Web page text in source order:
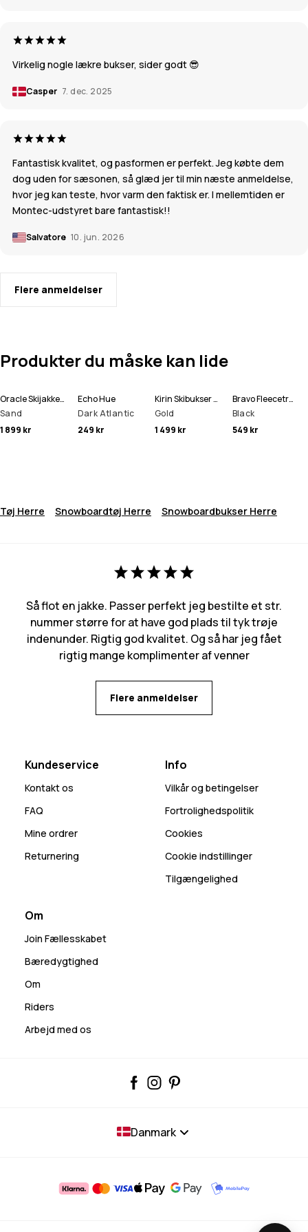
Virkelig nogle lækre bukser, sider godt 😎
Casper 7. dec. 2025
Fantastisk kvalitet, og pasformen er perfekt. Jeg købte dem
dog uden for sæsonen, så glæd jer til min næste anmeldelse,
hvor jeg kan teste, hvor varm den faktisk er. I mellemtiden er
Montec-udstyret bare fantastisk!!
Salvatore 10. jun. 2026
Flere anmeldelser
Produkter du måske kan lide
Oracle Skijakke Herre
Sand
1 899 kr
Echo Hue
Dark Atlantic
249 kr
Kirin Skibukser Herre
Gold
1 499 kr
Bravo Fleecetrøje Herre
Black
549 kr
Tøj Herre Snowboardtøj Herre Snowboardbukser Herre
Så flot en jakke. Passer perfekt jeg bestilte et str.
nummer større for at have god plads til tyk trøje
indenunder. Rigtig god kvalitet. Og så har jeg fået
rigtig mange komplimenter af venner
Flere anmeldelser
Kundeservice
Kontakt os
FAQ
Mine ordrer
Returnering
Info
Vilkår og betingelser
Fortrolighedspolitik
Cookies
Cookie indstillinger
Tilgængelighed
Om
Join Fællesskabet
Bæredygtighed
Om
Riders
Arbejd med os
Danmark